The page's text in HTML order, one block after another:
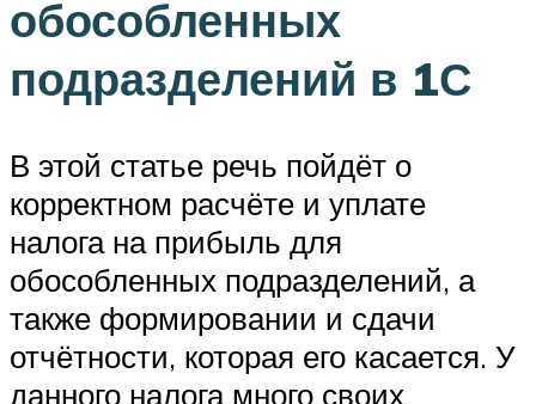
обособленных
подразделений в 1С
В этой статье речь пойдёт о
корректном расчёте и уплате
налога на прибыль для
обособленных подразделений, а
также формировании и сдачи
отчётности, которая его касается. У
данного налога много своих